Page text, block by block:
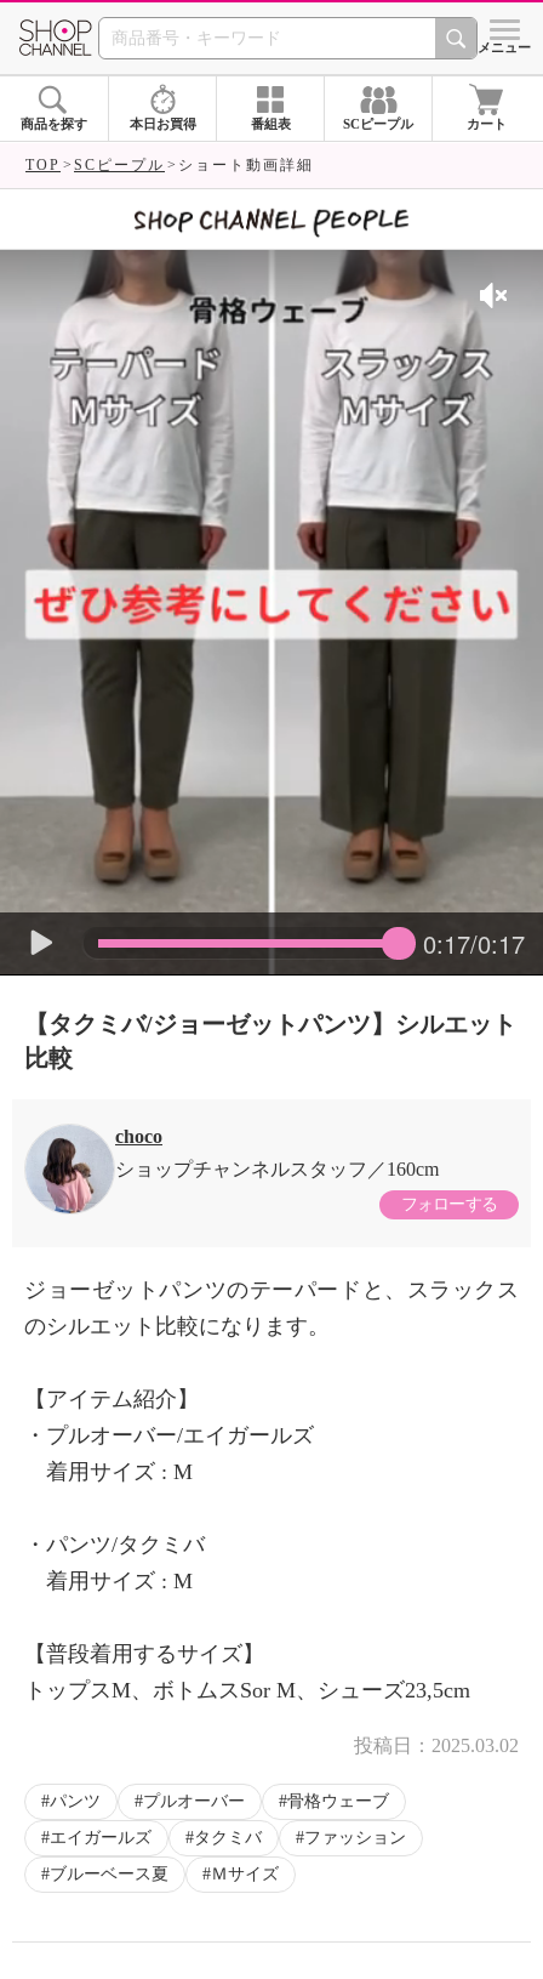
SHOP CHANNEL シメニュー
商品を探す 本日お買得 番組表 SCピープル カート
TOP SCピープル ショート動画詳細
0:17/0:17
【タクミバ/ジョーゼットパンツ】シルエット
比較
choco
ショップチャンネルスタッフ
160cm
フォローする
ジョーゼットパンツのテーパードと、スラックス
のシルエット比較になります。
【アイテム紹介】
・プルオーバー/エイガールズ
着用サイズ : M
・パンツ/タクミバ
着用サイズ : M
【普段着用するサイズ】
トップスM、ボトムスSor M、シューズ23,5cm
投稿日： 2025.03.02
パンツ プルオーバー
骨格ウェーブ
エイガールズ
タクミバ
ファッション
ブルーベース夏
Ｍサイズ